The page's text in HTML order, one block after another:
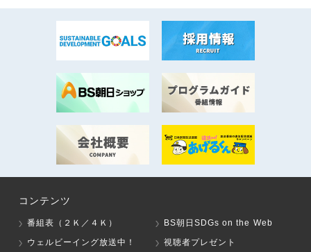
コンテンツ
番組表（２Ｋ／４Ｋ）
BS朝日SDGs on the Web
ウェルビーイング放送中！
視聴者プレゼント